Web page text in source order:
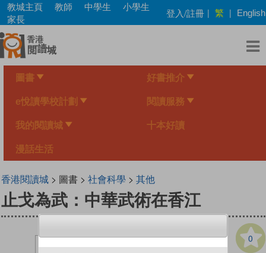
Skip
main
content
教城主頁 教師 中學生
小學生
家長
登入/註冊 | 繁 | English
圖書 好書推介
e悅讀學校計劃 閱讀服務
我的閱讀城 十本好讀
漫話生活
香港閱讀城> 圖書 > 社會科學 > 其他
止戈為武：中華武術在香江
0